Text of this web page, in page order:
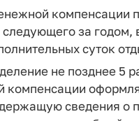
компенсации
следующего за
суток
не позднее 5
компенсации
сведения о